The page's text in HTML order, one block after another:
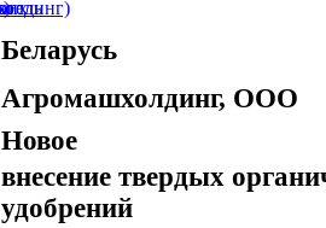
Беларусь
Агромашхолдинг, ООО
Новое
внесение твердых
удобрений